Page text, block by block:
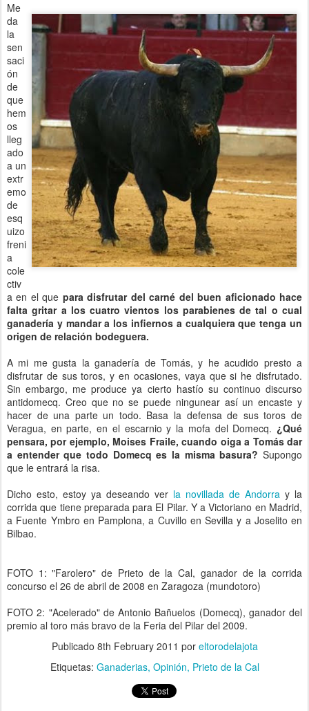
Me
da
la
sen
saci
ón
de
que
hem
os
lleg
ado
a un
extr
emo
de
esq
uizo
freni
a
cole
ctiv
a en el que para disfrutar del carné del buen aficionado hace
falta gritar a los cuatro vientos los parabienes de tal o cual
ganadería y mandar a los infiernos a cualquiera que tenga un
origen de relación bodeguera.
A mi me gusta la ganadería de Tomás, y he acudido presto a
disfrutar de sus toros, y en ocasiones, vaya que si he disfrutado.
Sin embargo, me produce ya cierto hastío su continuo discurso
antidomecq. Creo que no se puede ningunear así un encaste y
hacer de una parte un todo. Basa la defensa de sus toros de
Veragua, en parte, en el escarnio y la mofa del Domecq. ¿Qué
pensara, por ejemplo, Moises Fraile, cuando oiga a Tomás dar
a entender que todo Domecq es la misma basura? Supongo
que le entrará la risa.
Dicho esto, estoy ya deseando ver la novillada de Andorra y la
corrida que tiene preparada para El Pilar. Y a Victoriano en Madrid,
a Fuente Ymbro en Pamplona, a Cuvillo en Sevilla y a Joselito en
Bilbao.
FOTO 1: "Farolero" de Prieto de la Cal, ganador de la corrida
concurso el 26 de abril de 2008 en Zaragoza (mundotoro)
FOTO 2: "Acelerado" de Antonio Bañuelos (Domecq), ganador del
premio al toro más bravo de la Feria del Pilar del 2009.
Publicado 8th February 2011 por eltorodelajota
Etiquetas: Ganaderias Opinión Prieto de la Cal